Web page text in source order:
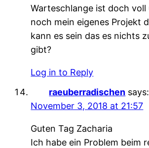
Warteschlange ist doch voll
noch mein eigenes Projekt
kann es sein das es nichts
gibt?
Log in to Reply
raeuberradischen says:
November 3, 2018 at 21:57
Guten Tag Zacharia
Ich habe ein Problem beim